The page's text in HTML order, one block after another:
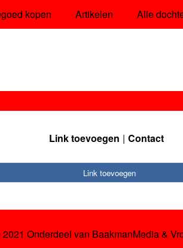
kopen Artikelen Alle
Link toevoegen Contact
Link toevoegen
Onderdeel van BaakmanMedia&